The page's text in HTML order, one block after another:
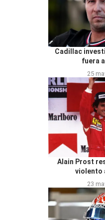
Cadillac
fuera
25
Alain Prost
violento
23